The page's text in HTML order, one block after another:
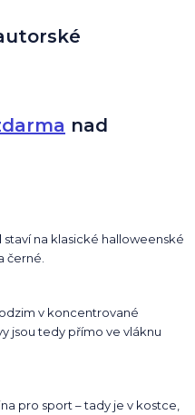
nad
staví na klasické halloweenské
černé.
v koncentrované
jsou tedy přímo ve vláknu
pro sport – tady je v kostce,